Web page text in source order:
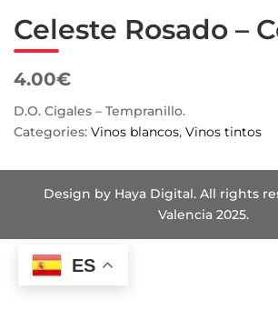
Celeste Rosado –
4.00€
D.O. Cigales – Tempranillo.
Categories: Vinos blancos, Vinos tintos
Design by Haya Digital. All rights
Valencia 2025.
ES